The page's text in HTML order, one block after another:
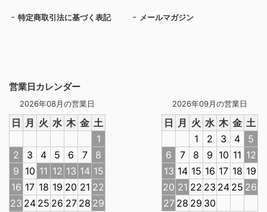
営業日カレンダー
2026年08月の営業日
日 月 火 水 木 金 土
1
2
3 4 5 6 7
8
9 10 11 12 13 14 15
16 17 18 19 20 21 22
23 24 25 26 27 28 29
2026年09月の営業日
日 月 火 水 木 金 土
1
2 3 4
5
6
7 8 9 10 11 12
13 14 15 16 17 18 19
20 21 22 23 24 25 26
27 28 29 30
特定商取引法に基づく表記 メールマガジン